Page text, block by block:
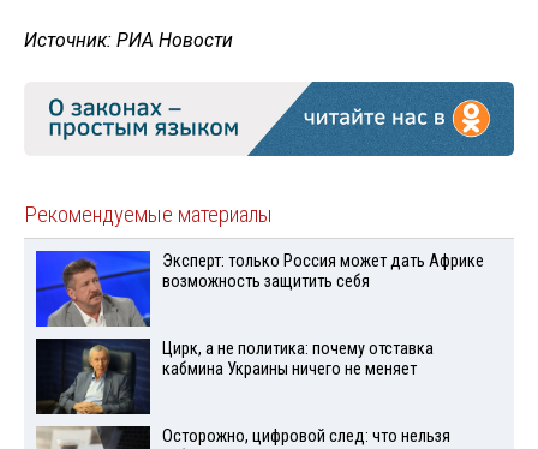
Источник: РИА Новости
Рекомендуемые материалы
Эксперт: только Россия может дать Африке
возможность защитить себя
Цирк, а не политика: почему отставка
кабмина Украины ничего не меняет
Осторожно, цифровой след: что нельзя